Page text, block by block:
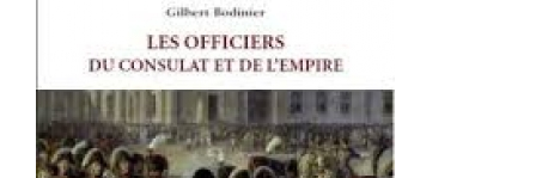
XXe siècle
Autres civilisations
Thématiques